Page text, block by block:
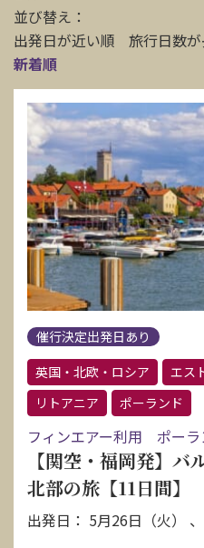
並び替え：
出発日が近い順
旅行日数
新着順
催行決定出発日あり
英国・北欧・ロシア
エス
リトアニア
ポーランド
フィンエアー利用 ポーラ
【関空・福岡発】バ
北部の旅【11日間】
出発日： 5月26日（火） 、